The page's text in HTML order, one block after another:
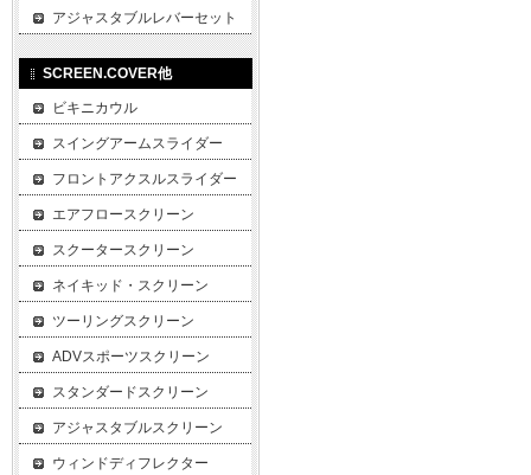
アジャスタブルレバーセット
SCREEN.COVER他
ビキニカウル
スイングアームスライダー
フロントアクスルスライダー
エアフロースクリーン
スクータースクリーン
ネイキッド・スクリーン
ツーリングスクリーン
ADVスポーツスクリーン
スタンダードスクリーン
アジャスタブルスクリーン
ウィンドディフレクター